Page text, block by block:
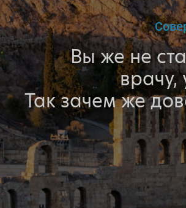
Вы же не
врачу,
Так зачем же